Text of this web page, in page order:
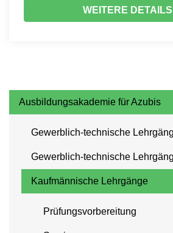
WEITERE DETAILS
Ausbildungsakademie für Azubis
Gewerblich-technische
Gewerblich-technische
Kaufmännische Lehrgänge
Prüfungsvorbereitung